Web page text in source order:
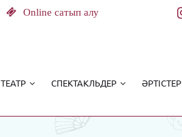
Online сатып алу
ТЕАТР СПЕКТАКЛЬДЕР ӘРТІСТЕР